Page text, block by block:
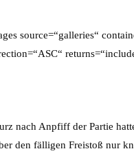
source=“galleries“
nach Anpfiff der Partie
den fälligen Freistoß nur